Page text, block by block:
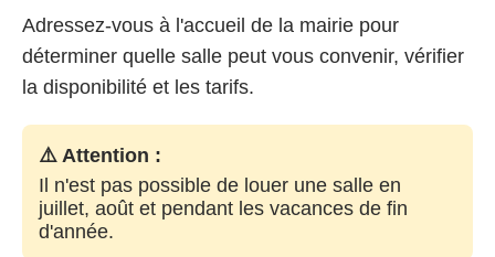
Adressez-vous à l'accueil de la mairie pour
déterminer quelle salle peut vous convenir, vérifier
la disponibilité et les tarifs.
⚠️ Attention :
Il n'est pas possible de louer une salle en
juillet, août et pendant les vacances de fin
d'année.